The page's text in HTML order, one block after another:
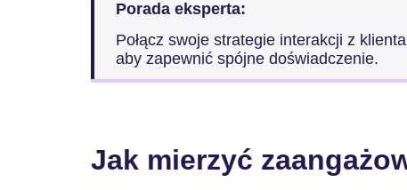
Porada eksperta:
Połącz swoje strategie interakcji z
aby zapewnić spójne doświadczenie.
Jak mierzyć